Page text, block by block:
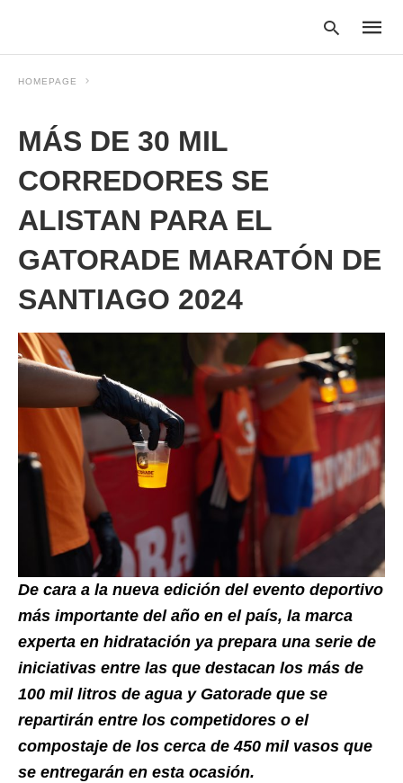
HOMEPAGE
MÁS DE 30 MIL
CORREDORES SE
ALISTAN PARA EL
GATORADE MARATÓN DE
SANTIAGO 2024
De cara a la nueva edición del evento deportivo
más importante del año en el país, la marca
experta en hidratación ya prepara una serie de
iniciativas entre las que destacan los más de
100 mil litros de agua y Gatorade que se
repartirán entre los competidores o el
compostaje de los cerca de 450 mil vasos que
se entregarán en esta ocasión.